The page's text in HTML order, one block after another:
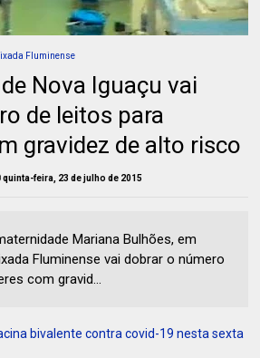
Fluminense
Nova Iguaçu vai
de leitos para
gravidez de alto risco
quinta-feira, 23 de julho de 2015
Mariana Bulhões, em
Fluminense vai dobrar o número
com gravid...
bivalente contra covid-19 nesta sexta